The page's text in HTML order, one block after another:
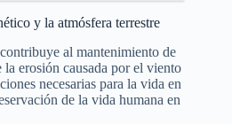
y la atmósfera terrestre
al mantenimiento de
erosión causada por el viento
necesarias para la vida en
de la vida humana en